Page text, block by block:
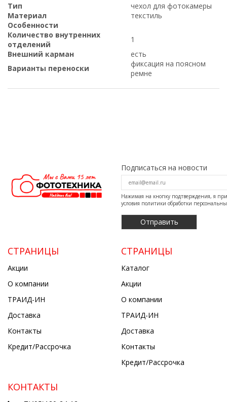
Тип
чехол для фотокамеры
Материал
текстиль
Особенности
Количество внутренних
отделений
1
Внешний карман
есть
Варианты переноски
фиксация на поясном
ремне
Подписаться на новости
Нажимая на кнопку подтверждения, я
условия политики обработки
СТРАНИЦЫ
Акции
О компании
ТРАИД-ИН
Доставка
Контакты
Кредит/Рассрочка
СТРАНИЦЫ
Каталог
Акции
О компании
ТРАИД-ИН
Доставка
Контакты
Кредит/Рассрочка
КОНТАКТЫ